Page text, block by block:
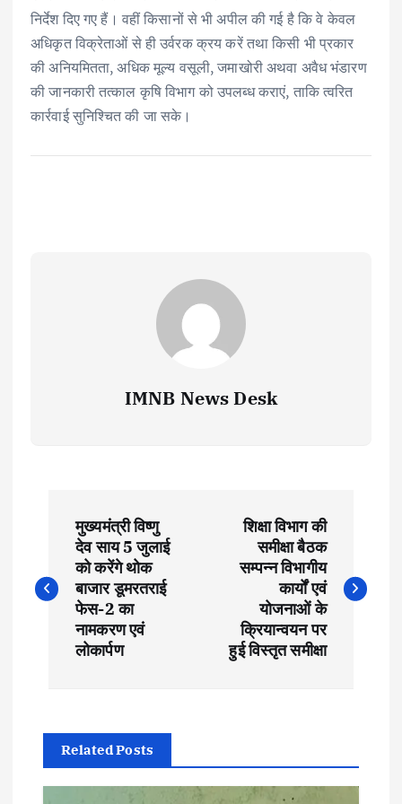
निर्देश दिए गए हैं। वहीं किसानों से भी अपील की गई है कि वे केवल
अधिकृत विक्रेताओं से ही उर्वरक क्रय करें तथा किसी भी प्रकार
की अनियमितता, अधिक मूल्य वसूली, जमाखोरी अथवा अवैध भंडारण
की जानकारी तत्काल कृषि विभाग को उपलब्ध कराएं, ताकि त्वरित
कार्रवाई सुनिश्चित की जा सके।
IMNB News Desk
s
a
v
मुख्यमंत्री विष्णु
देव साय 5 जुलाई
को करेंगे थोक
बाजार डूमरतराई
फेस-2 का
नामकरण एवं
लोकार्पण
शिक्षा विभाग की
समीक्षा बैठक
सम्पन्न विभागीय
कार्यों एवं
योजनाओं के
क्रियान्वयन पर
हुई विस्तृत समीक्षा
Related Posts